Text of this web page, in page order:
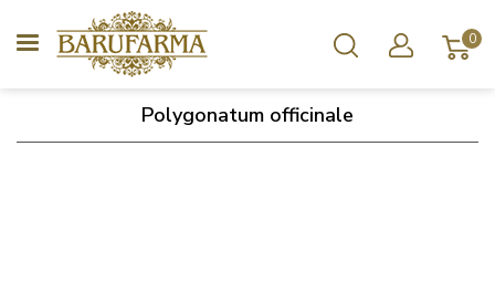
0
Polygonatum officinale